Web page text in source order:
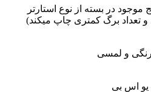
موجود در بسته از نوع استارتر
و تعداد برگ کمتری چاپ میکند)
رنگی و لمسی